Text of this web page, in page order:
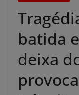
batida
deixa